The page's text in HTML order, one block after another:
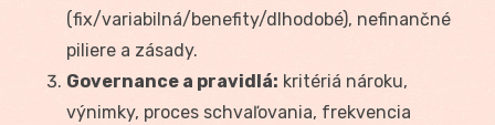
(fix/variabilná/benefity/dlhodobé), nefinančné
piliere a zásady.
Governance a pravidlá: kritériá nároku,
výnimky, proces schvaľovania, frekvencia